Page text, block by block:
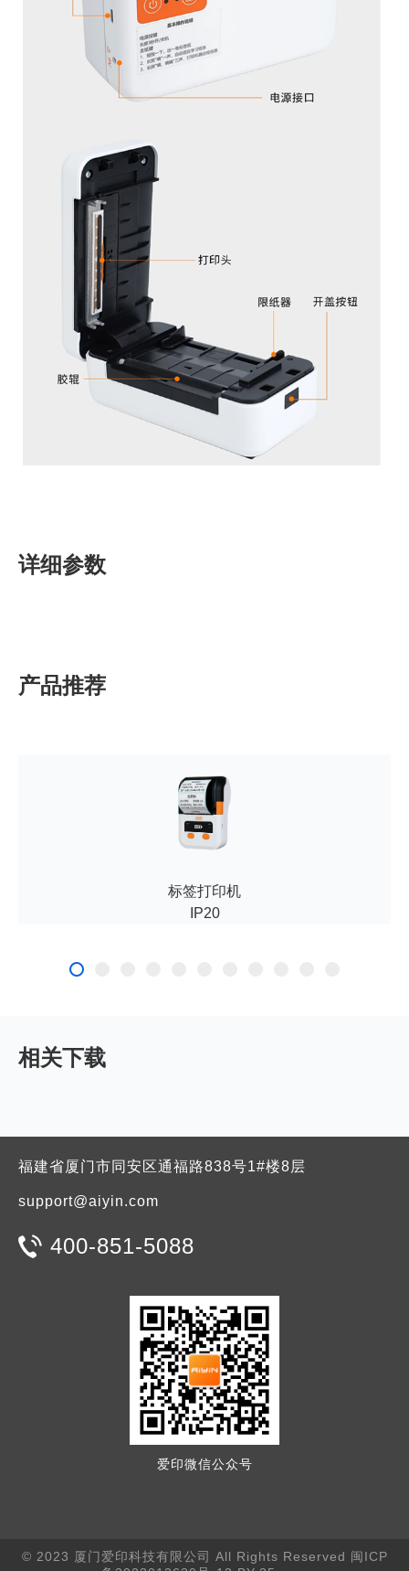
详细参数
产品推荐
标签打印机
IP20
相关下载
福建省厦门市同安区通福路838号1#楼8层
support@aiyin.com
400-851-5088
爱印微信公众号
© 2023 厦门爱印科技有限公司 All Rights Reserved 闽ICP